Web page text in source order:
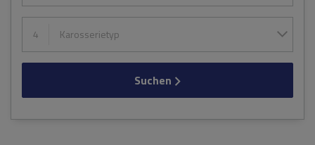
4 Karosserietyp
Suchen